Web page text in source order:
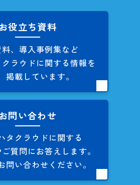
お役立ち資料
、導入事例集など
ラウドに関する情報を
掲載しています。
お問い合わせ
タクラウドに関する
質問にお答えします。
問い合わせください。